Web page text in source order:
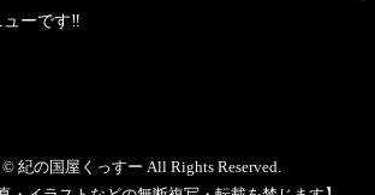
ーです‼️
紀の国屋くっすー All Rights Reserved.